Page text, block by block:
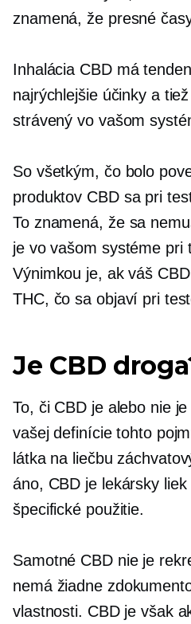
znamená, že presné
Inhalácia CBD má
najrýchlejšie účinky a
strávený vo vašom
So všetkým, čo bolo
produktov CBD sa pri
To znamená, že sa
je vo vašom systéme pri
Výnimkou je, ak váš
THC, čo sa objaví pri
Je CBD
To, či CBD je alebo nie je
vašej definície tohto
látka na liečbu
áno, CBD je lekársky
špecifické použitie.
Samotné CBD nie je
nemá žiadne
vlastnosti. CBD je však